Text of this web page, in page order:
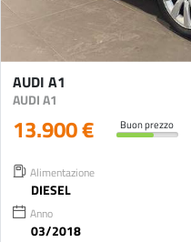
AUDI A1
AUDI A1
13.900 € Buon prezzo
Alimentazione
DIESEL
Anno
03/2018